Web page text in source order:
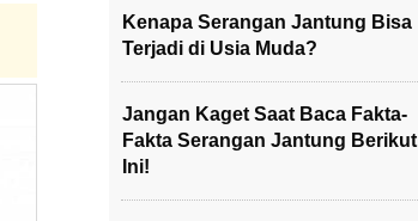
Kenapa Serangan Jantung Bisa
Terjadi di Usia Muda?
Jangan Kaget Saat Baca Fakta-
Fakta Serangan Jantung Berikut
Ini!